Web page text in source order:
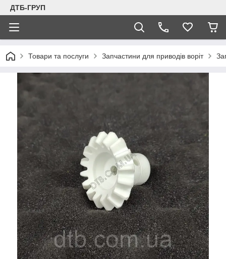
ДТБ-ГРУП
Товари та послуги Запчастини для приводів воріт